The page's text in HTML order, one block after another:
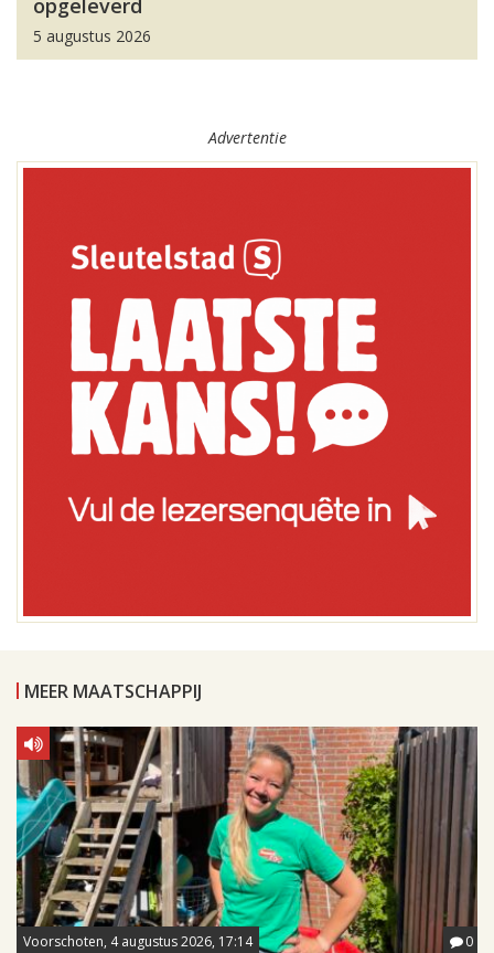
opgeleverd
5 augustus 2026
Advertentie
MEER MAATSCHAPPIJ
Voorschoten, 4 augustus 2026, 17:14 0